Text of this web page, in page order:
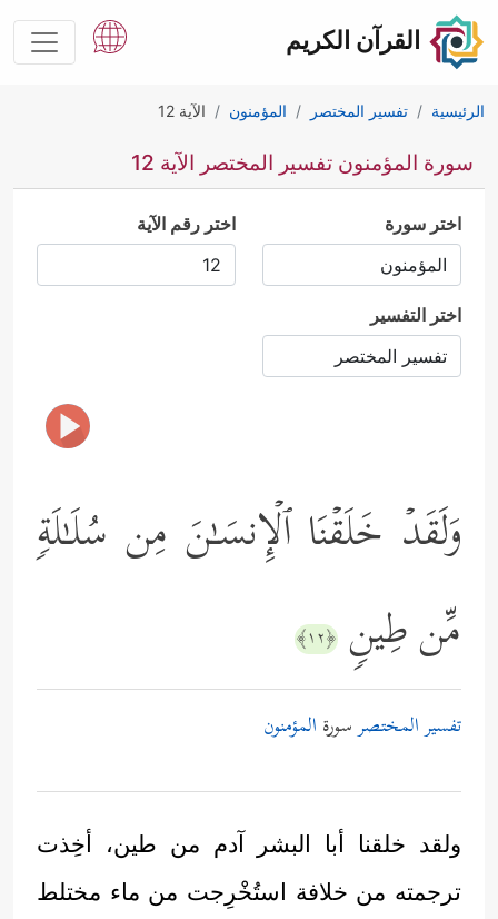
القرآن الكريم
الرئيسية تفسير المختصر المؤمنون الآية 12
سورة المؤمنون تفسير المختصر الآية 12
اختر سورة اختر رقم الآية
اختر التفسير
وَلَقَدۡ خَلَقۡنَا ٱلۡإِنسَـٰنَ مِن سُلَـٰلَةࣲ
مِّن طِینࣲ ﴿١٢﴾
تفسير المختصرسورة المؤمنون
ولقد خلقنا أبا البشر آدم من طين، أخِذت
ترجمته من خلافة استُخْرِجت من ماء مختلط